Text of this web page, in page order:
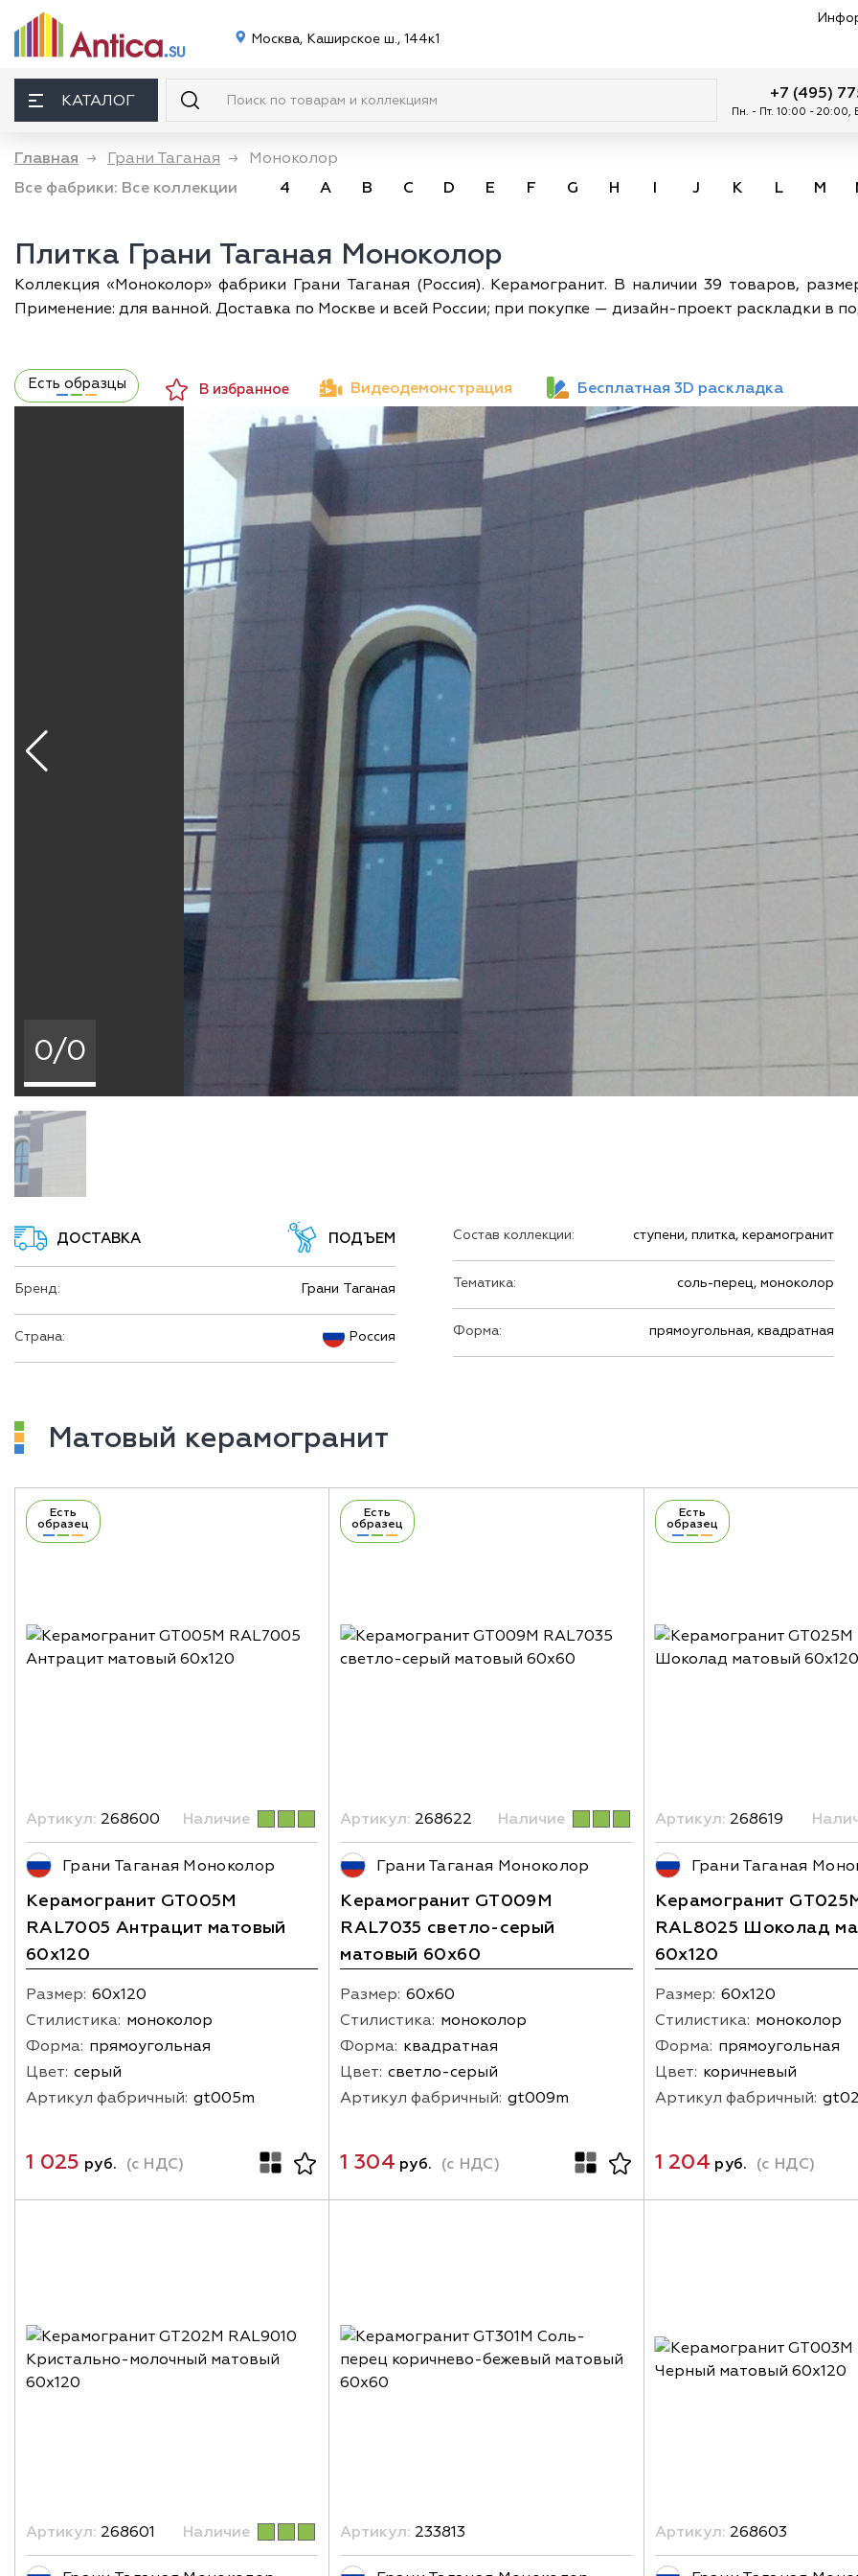
Москва, Каширское ш., 144к1
КАТАЛОГ +7 (495)
Пн. - Пт. 10:00 - 20:00,
Главная → Грани Таганая →
Моноколор
Все фабрики: Все коллекции 4 A B C D E F G H I J K L M
Плитка Грани Таганая Моноколор
Коллекция «Моноколор» фабрики Грани Таганая (Россия). Керамогранит. В наличии 39 товаров,
Применение: для ванной. Доставка по Москве и всей России; при покупке — дизайн-проект раскладки в
Есть образцы В избранное Видеодемонстрация Бесплатная 3D раскладка
0/0
ДОСТАВКА ПОДЪЕМ
Бренд: Грани Таганая
Страна: Россия
Состав коллекции: ступени, плитка, керамогранит
Тематика: соль-перец, моноколор
Форма: прямоугольная, квадратная
Матовый керамогранит
Есть
образец
Артикул: 268600 Наличие
Грани Таганая Моноколор
Керамогранит GT005M
RAL7005 Антрацит матовый
60х120
Размер: 60х120
Стилистика: моноколор
Форма: прямоугольная
Цвет: серый
Артикул фабричный: gt005m
1 025 руб. (с НДС)
Есть
образец
Артикул: 268622 Наличие
Грани Таганая Моноколор
Керамогранит GT009M
RAL7035 светло-серый
матовый 60х60
Размер: 60х60
Стилистика: моноколор
Форма: квадратная
Цвет: светло-серый
Артикул фабричный: gt009m
1 304 руб. (с НДС)
Есть
образец
Артикул: 268619
Грани Таганая
Керамогранит
RAL8025 Шоколад
60х120
Размер: 60х120
Стилистика: моноколор
Форма: прямоугольная
Цвет: коричневый
Артикул фабричный:
1 204 руб. (с НДС)
Артикул: 268601 Наличие Артикул: 233813 Артикул: 268603